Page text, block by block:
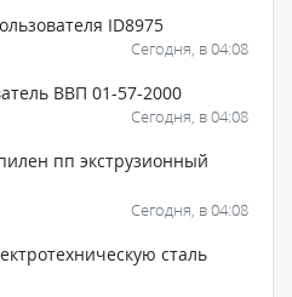
ID8975
Сегодня, в 04:08
ВВП 01-57-2000
Сегодня, в 04:08
пп экструзионный
Сегодня, в 04:08
сталь